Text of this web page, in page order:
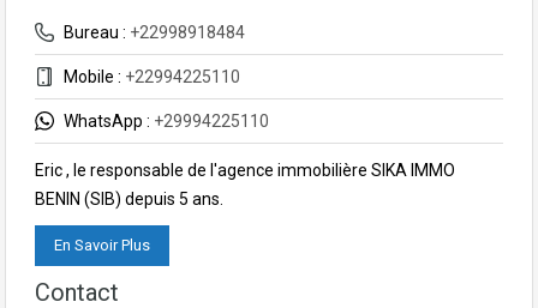
Bureau : +22998918484
Mobile : +22994225110
WhatsApp : +29994225110
Eric , le responsable de l'agence immobilière SIKA IMMO
BENIN (SIB) depuis 5 ans.
En Savoir Plus
Contact